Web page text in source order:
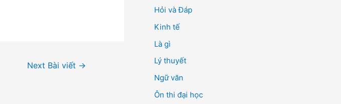
Next Bài viết →
Hỏi và Đáp
Kinh tế
Là gì
Lý thuyết
Ngữ văn
Ôn thi đại học